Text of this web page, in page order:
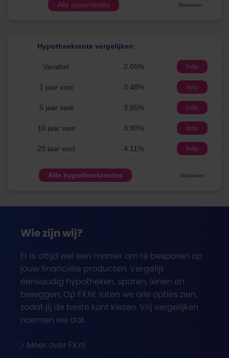
Alle spaarrentes Disclaimer
Hypotheekrente vergelijken
Variabel 2.05% Info
1 jaar vast 3.48% Info
5 jaar vast 3.85% Info
10 jaar vast 3.90% Info
20 jaar vast 4.11% Info
Alle hypotheekrentes Disclaimer
Wie zijn wij?
Er is altijd wel een manier om te besparen op
jouw financiële producten. Vergelijk
eenvoudig hypotheken, sparen, lenen en
beleggen. Op FX.NL laten we alle opties zien,
zodat jij de beste kunt kiezen. Vrij vergelijken
noemen we dat.
Meer over FX.nl